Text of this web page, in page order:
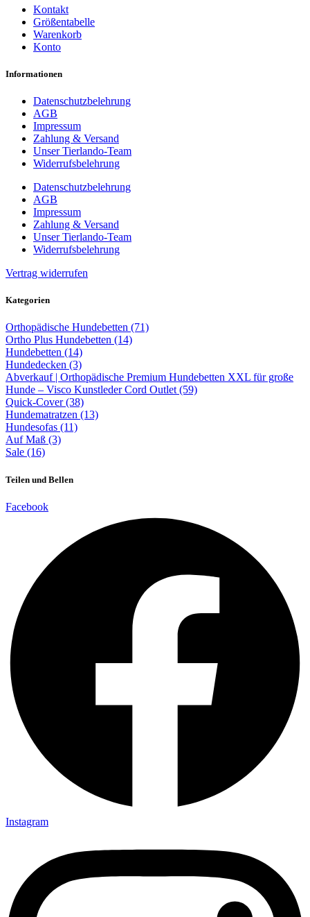
Kontakt
Größentabelle
Warenkorb
Konto
Informationen
Datenschutzbelehrung
AGB
Impressum
Zahlung & Versand
Unser Tierlando-Team
Widerrufsbelehrung
Datenschutzbelehrung
AGB
Impressum
Zahlung & Versand
Unser Tierlando-Team
Widerrufsbelehrung
Vertrag widerrufen
Kategorien
Orthopädische Hundebetten (71)
Ortho Plus Hundebetten (14)
Hundebetten (14)
Hundedecken (3)
Abverkauf | Orthopädische Premium Hundebetten XXL für große
Hunde – Visco Kunstleder Cord Outlet (59)
Quick-Cover (38)
Hundematratzen (13)
Hundesofas (11)
Auf Maß (3)
Sale (16)
Teilen und Bellen
Facebook
Instagram